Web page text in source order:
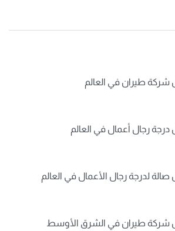
طيران في العالم
رجال أعمال في العالم
لدرجة رجال الأعمال في العالم
شركة طيران في الشرق الأوسط